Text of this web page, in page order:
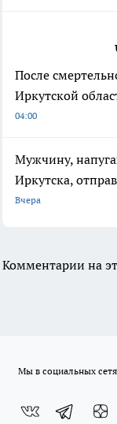
После
Иркутской
04:00
Мужчину,
Иркутска,
Вчера
Комментарии на
Мы в социальных